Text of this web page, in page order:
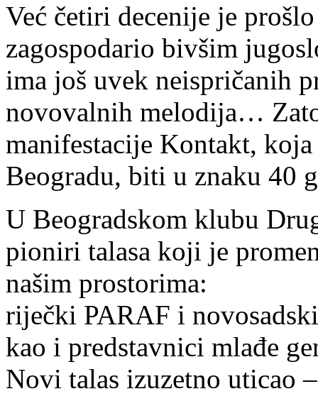
Već četiri decenije je
zagospodario bivšim
ima još uvek neispričanih
novovalnih melodija…
manifestacije Kontakt,
Beogradu, biti u znaku 40
U Beogradskom klubu
pioniri talasa koji je
našim prostorima:
riječki PARAF i
kao i predstavnici mlađe
Novi talas izuzetno uticao